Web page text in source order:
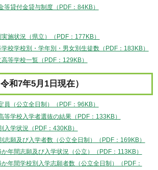
等貸付金貸与制度（PDF：84KB）
実施状況（県立）（PDF：177KB）
校学校別・学年別・男女別生徒数（PDF：183KB）
等学校一覧（PDF：129KB）
和7年5月1日現在）
員（公立全日制）（PDF：96KB）
等学校入学者選抜の結果（PDF：133KB）
入学状況（PDF：430KB）
志願及び入学者数（公立全日制）（PDF：169KB）
年間志願及び入学状況（公立）（PDF：113KB）
年間学校別入学志願者数（公立全日制）（PDF：